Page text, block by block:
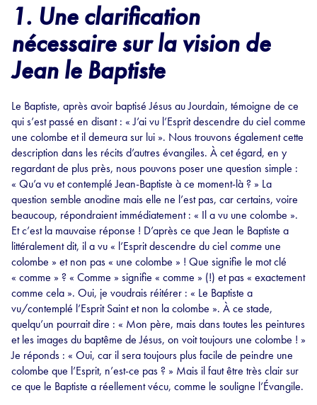
1. Une clarification
nécessaire sur la vision de
Jean le Baptiste
Le Baptiste, après avoir baptisé Jésus au Jourdain, témoigne de ce
qui s’est passé en disant : « J’ai vu l’Esprit descendre du ciel comme
une colombe et il demeura sur lui ». Nous trouvons également cette
description dans les récits d’autres évangiles. À cet égard, en y
regardant de plus près, nous pouvons poser une question simple :
« Qu’a vu et contemplé Jean-Baptiste à ce moment-là ? » La
question semble anodine mais elle ne l’est pas, car certains, voire
beaucoup, répondraient immédiatement : « Il a vu une colombe ».
Et c’est la mauvaise réponse ! D’après ce que Jean le Baptiste a
littéralement dit, il a vu « l’Esprit descendre du ciel comme une
colombe » et non pas « une colombe » ! Que signifie le mot clé
« comme » ? « Comme » signifie « comme » (!) et pas « exactement
comme cela ». Oui, je voudrais réitérer : « Le Baptiste a
vu/contemplé l’Esprit Saint et non la colombe ». À ce stade,
quelqu’un pourrait dire : « Mon père, mais dans toutes les peintures
et les images du baptême de Jésus, on voit toujours une colombe ! »
Je réponds : « Oui, car il sera toujours plus facile de peindre une
colombe que l’Esprit, n’est-ce pas ? » Mais il faut être très clair sur
ce que le Baptiste a réellement vécu, comme le souligne l’Évangile.